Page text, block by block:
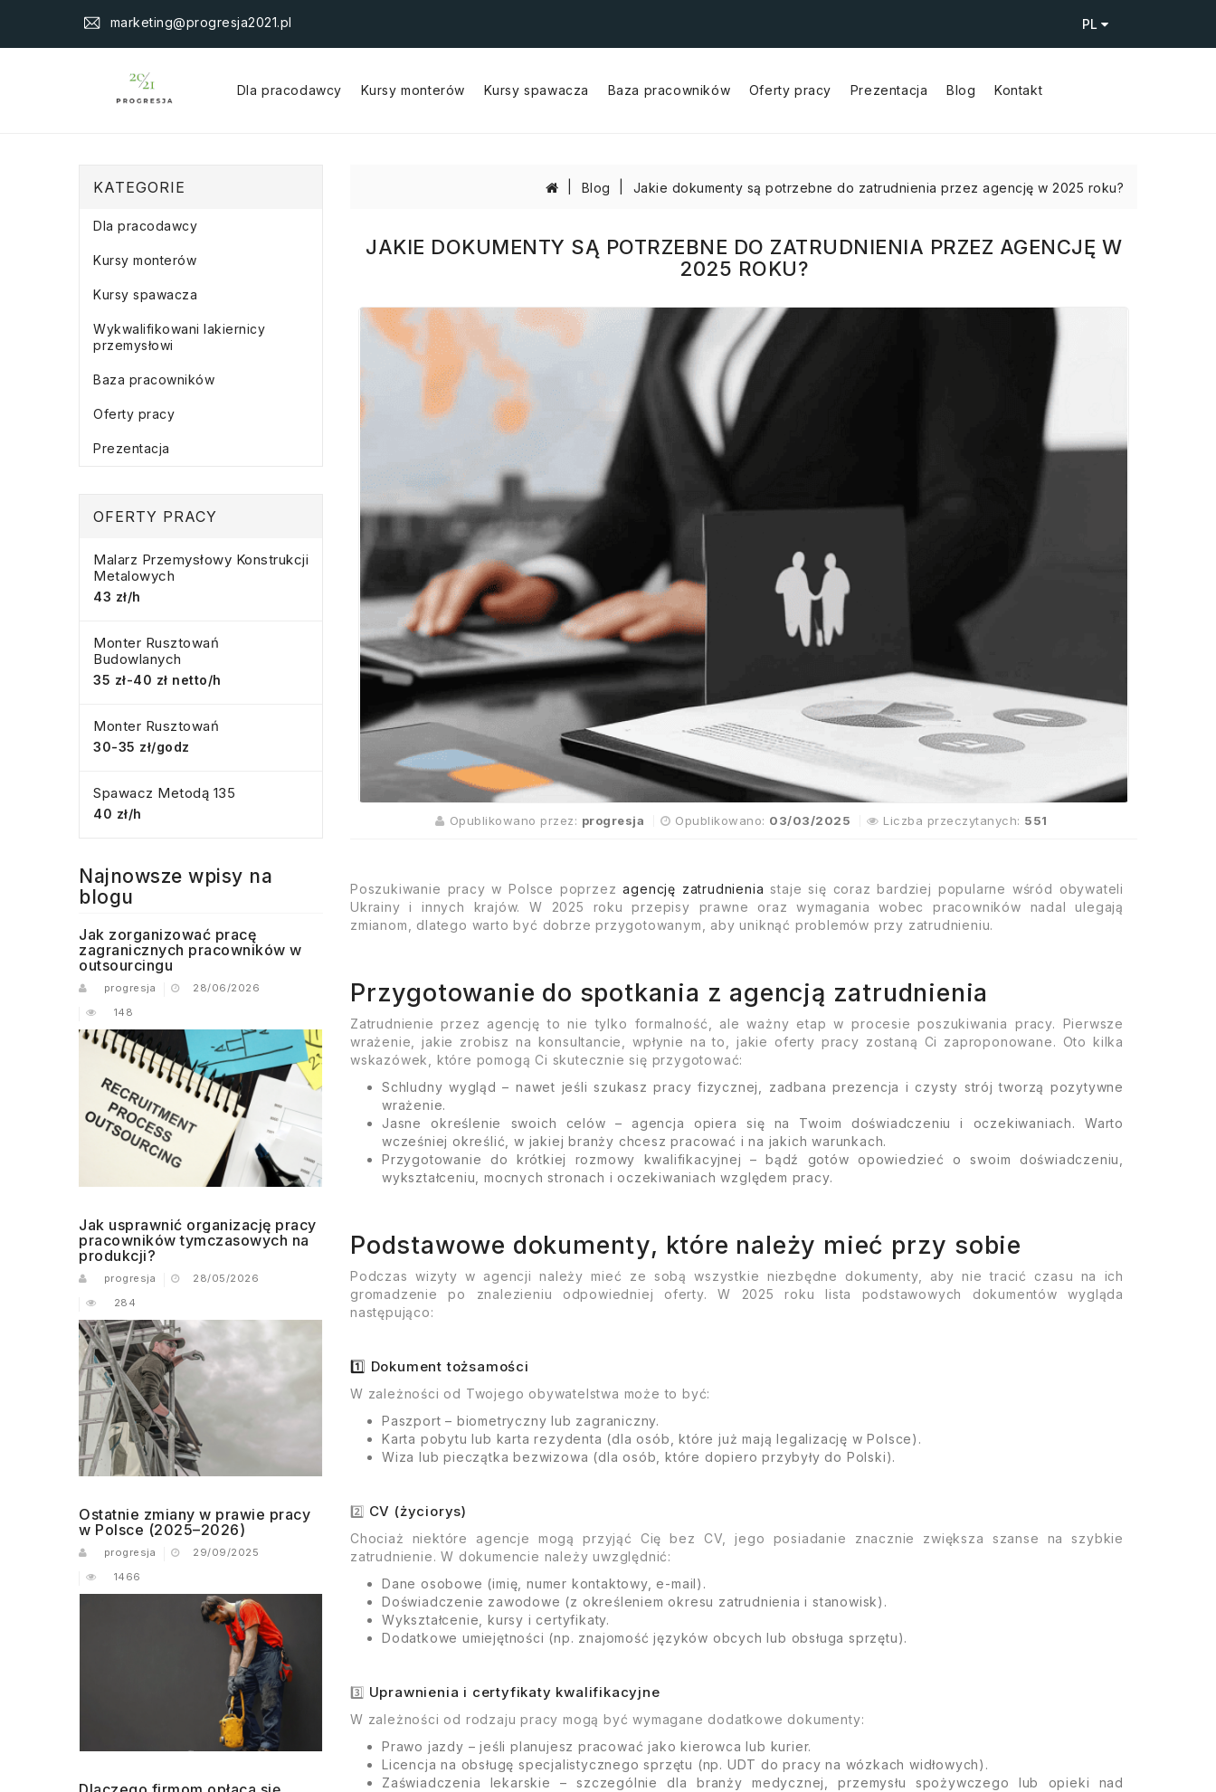
marketing@progresja2021.pl PL
Dla pracodawcy Kursy monterów Kursy spawacza Baza pracowników Oferty pracy Prezentacja Blog Kontakt
KATEGORIE
Dla pracodawcy
Kursy monterów
Kursy spawacza
Wykwalifikowani lakiernicy
przemysłowi
Baza pracowników
Oferty pracy
Prezentacja
OFERTY PRACY
Malarz Przemysłowy Konstrukcji
Metalowych
43 zł/h
Monter Rusztowań
Budowlanych
35 zł-40 zł netto/h
Monter Rusztowań
30-35 zł/godz
Spawacz Metodą 135
40 zł/h
Najnowsze wpisy na
blogu
Jak zorganizować pracę
zagranicznych pracowników w
outsourcingu
progresja
28/06/2026
148
Jak usprawnić organizację pracy
pracowników tymczasowych na
produkcji?
progresja
28/05/2026
284
Ostatnie zmiany w prawie pracy
w Polsce (2025–2026)
progresja
29/09/2025
1466
Blog Jakie dokumenty są potrzebne do zatrudnienia przez agencję w 2025 roku?
JAKIE DOKUMENTY SĄ POTRZEBNE DO ZATRUDNIENIA PRZEZ AGENCJĘ W
2025 ROKU?
Opublikowano przez: progresja Opublikowano: 03/03/2025 Liczba przeczytanych: 551
Poszukiwanie pracy w Polsce poprzezagencję zatrudnienia staje się coraz bardziej popularne wśród obywateli
Ukrainy i innych krajów. W 2025 roku przepisy prawne oraz wymagania wobec pracowników nadal ulegają
zmianom, dlatego warto być dobrze przygotowanym, aby uniknąć problemów przy zatrudnieniu.
Przygotowanie do spotkania z agencją zatrudnienia
Zatrudnienie przez agencję to nie tylko formalność, ale ważny etap w procesie poszukiwania pracy. Pierwsze
wrażenie, jakie zrobisz na konsultancie, wpłynie na to, jakie oferty pracy zostaną Ci zaproponowane. Oto kilka
wskazówek, które pomogą Ci skutecznie się przygotować:
Schludny wygląd – nawet jeśli szukasz pracy fizycznej, zadbana prezencja i czysty strój tworzą pozytywne
wrażenie.
Jasne określenie swoich celów – agencja opiera się na Twoim doświadczeniu i oczekiwaniach. Warto
wcześniej określić, w jakiej branży chcesz pracować i na jakich warunkach.
Przygotowanie do krótkiej rozmowy kwalifikacyjnej – bądź gotów opowiedzieć o swoim doświadczeniu,
wykształceniu, mocnych stronach i oczekiwaniach względem pracy.
Podstawowe dokumenty, które należy mieć przy sobie
Podczas wizyty w agencji należy mieć ze sobą wszystkie niezbędne dokumenty, aby nie tracić czasu na ich
gromadzenie po znalezieniu odpowiedniej oferty. W 2025 roku lista podstawowych dokumentów wygląda
następująco:
1️⃣ Dokument tożsamości
W zależności od Twojego obywatelstwa może to być:
Paszport – biometryczny lub zagraniczny.
Karta pobytu lub karta rezydenta (dla osób, które już mają legalizację w Polsce).
Wiza lub pieczątka bezwizowa (dla osób, które dopiero przybyły do Polski).
2️⃣ CV (życiorys)
Chociaż niektóre agencje mogą przyjąć Cię bez CV, jego posiadanie znacznie zwiększa szanse na szybkie
zatrudnienie. W dokumencie należy uwzględnić:
Dane osobowe (imię, numer kontaktowy, e-mail).
Doświadczenie zawodowe (z określeniem okresu zatrudnienia i stanowisk).
Wykształcenie, kursy i certyfikaty.
Dodatkowe umiejętności (np. znajomość języków obcych lub obsługa sprzętu).
3️⃣ Uprawnienia i certyfikaty kwalifikacyjne
W zależności od rodzaju pracy mogą być wymagane dodatkowe dokumenty:
Prawo jazdy – jeśli planujesz pracować jako kierowca lub kurier.
Licencja na obsługę specjalistycznego sprzętu (np. UDT do pracy na wózkach widłowych).
Zaświadczenia lekarskie – szczególnie dla branży medycznej, przemysłu spożywczego lub opieki nad